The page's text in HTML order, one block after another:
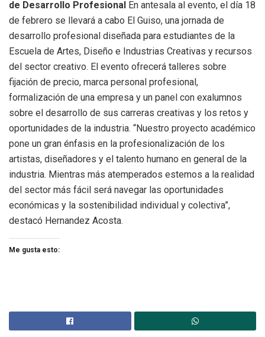
de Desarrollo Profesional En antesala al evento, el día 18
de febrero se llevará a cabo El Guiso, una jornada de
desarrollo profesional diseñada para estudiantes de la
Escuela de Artes, Diseño e Industrias Creativas y recursos
del sector creativo. El evento ofrecerá talleres sobre
fijación de precio, marca personal profesional,
formalización de una empresa y un panel con exalumnos
sobre el desarrollo de sus carreras creativas y los retos y
oportunidades de la industria. “Nuestro proyecto académico
pone un gran énfasis en la profesionalización de los
artistas, diseñadores y el talento humano en general de la
industria. Mientras más atemperados estemos a la realidad
del sector más fácil será navegar las oportunidades
económicas y la sostenibilidad individual y colectiva”,
destacó Hernandez Acosta.
Me gusta esto: